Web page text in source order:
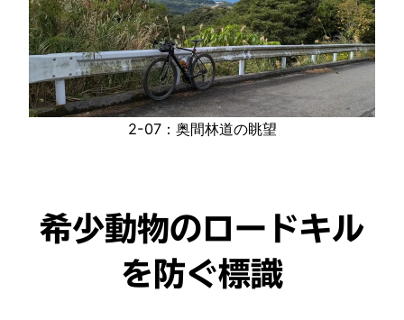
2-07：奥間林道の眺望
希少動物のロードキル
を防ぐ標識